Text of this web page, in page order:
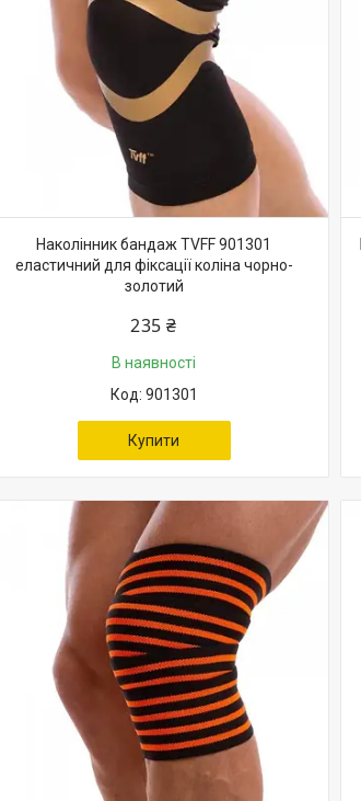
Наколінник бандаж TVFF 901301
еластичний для фіксації коліна чорно-
золотий
235 ₴
В наявності
901301
Купити